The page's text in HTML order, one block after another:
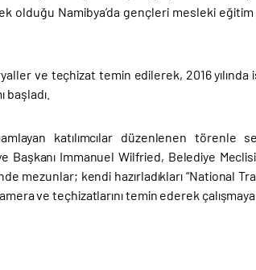
olduğu Namibya’da gençleri mesleki
ve teçhizat temin edilerek, 2016 yılında
katılımcılar düzenlenen törenle
Immanuel Wilfried, Belediye
mezunlar; kendi hazırladıkları “National
ve teçhizatlarını temin ederek